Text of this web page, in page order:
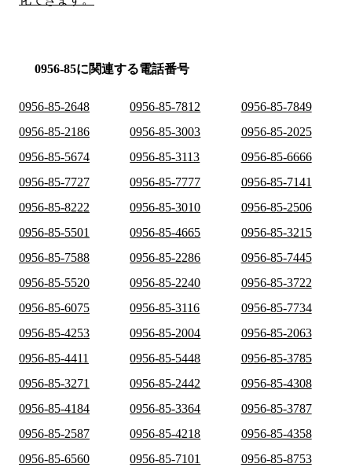
0956-85に関連する電話番号
0956-85-2648 0956-85-7812
0956-85-7849
0956-85-2186
0956-85-3003
0956-85-2025
0956-85-5674
0956-85-3113
0956-85-6666
0956-85-7727
0956-85-7777
0956-85-7141
0956-85-8222
0956-85-3010
0956-85-2506
0956-85-5501
0956-85-4665
0956-85-3215
0956-85-7588
0956-85-2286
0956-85-7445
0956-85-5520
0956-85-2240
0956-85-3722
0956-85-6075
0956-85-3116
0956-85-7734
0956-85-4253
0956-85-2004
0956-85-2063
0956-85-4411
0956-85-5448
0956-85-3785
0956-85-3271
0956-85-2442
0956-85-4308
0956-85-4184
0956-85-3364
0956-85-3787
0956-85-2587
0956-85-4218
0956-85-4358
0956-85-6560
0956-85-7101
0956-85-8753